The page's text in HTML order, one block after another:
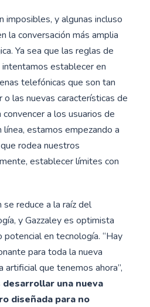
imposibles, y algunas incluso
la conversación más amplia
Ya sea que las reglas de
establecer en
telefónicas que son tan
las nuevas características de
a los usuarios de
estamos empezando a
rodea nuestros
establecer límites con
reduce a la raíz del
y Gazzaley es optimista
potencial en tecnología. “Hay
para toda la nueva
artificial que tenemos ahora”,
desarrollar una nueva
diseñada para no